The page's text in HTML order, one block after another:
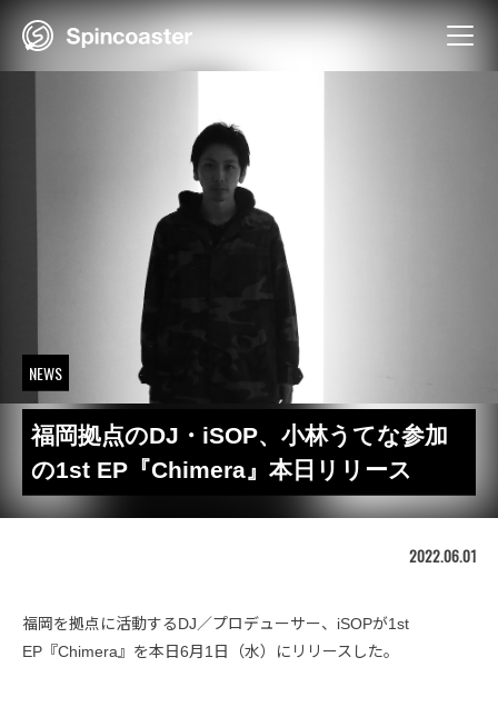
NEWS
福岡拠点のDJ・iSOP、小林うてな参加
の1st EP『Chimera』本日リリース
2022.06.01
福岡を拠点に活動するDJ／プロデューサー、iSOPが1st
EP『Chimera』を本日6月1日（水）にリリースした。